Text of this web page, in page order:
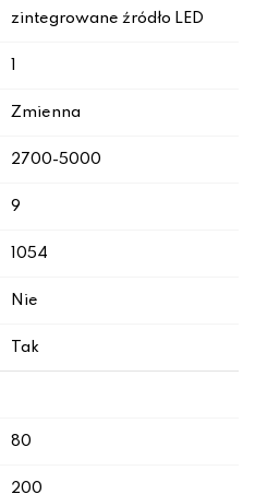
zintegrowane źródło LED
Zmienna
2700-5000
9
1054
Nie
Tak
80
200